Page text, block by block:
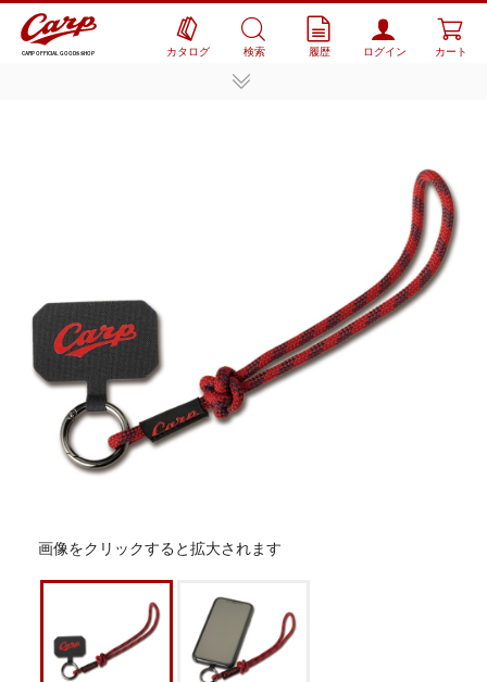
CARP OFFICIAL GOODS SHOP カタログ 検索 履歴 ログイン カート
画像をクリックすると拡大されます